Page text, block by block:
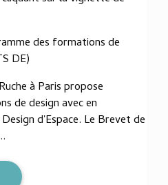
des formations de
DE)
à Paris propose
de design avec en
d'Espace. Le Brevet de